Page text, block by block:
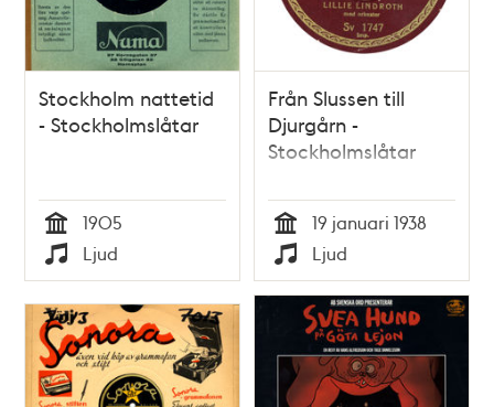
Stockholm nattetid
- Stockholmslåtar
Tid
1905
Typ
Ljud
Från Slussen till
Djurgårn -
Stockholmslåtar
Tid
19 januari 1938
Typ
Ljud